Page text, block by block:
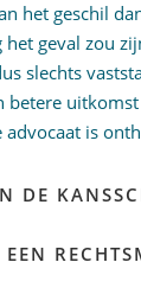
het geschil
geval zou
slechts
betere
is
DE